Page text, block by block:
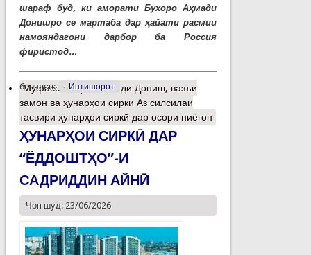
шараф буд, ки аморати Бухоро Аҳмади
Донишро се мартаба дар ҳайати расмии
намояндагони дарбор ба Россия
фиристод...
барчасп: Интишорот
Муфассалтаро Аҳмади Дониш, вазъи
замон ва ҳунарҳои сиркӣ Аз силсилаи
тасвири ҳунарҳои сиркӣ дар осори ниёгон
ҲУНАРҲОИ СИРКӢ ДАР
“ЁДДОШТҲО”-И
САДРИДДИН АЙНӢ
Чоп шуд: 23/06/2026